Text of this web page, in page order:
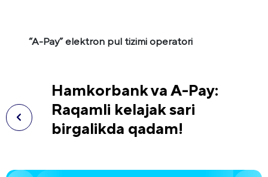
“A-Pay” elektron pul tizimi operatori
Hamkorbank va A-Pay:
Raqamli kelajak sari
birgalikda qadam!